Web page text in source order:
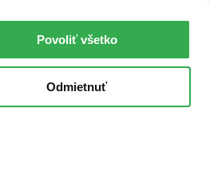
Povoliť všetko
Odmietnuť